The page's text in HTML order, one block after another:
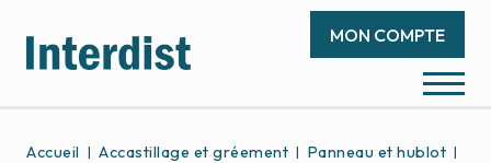
MON COMPTE
Accueil Accastillage et gréement Panneau et hublot